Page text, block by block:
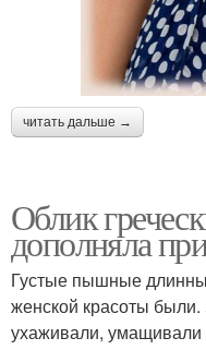
читать дальше →
Облик
дополняла
Густые пышные
женской красоты
ухаживали,